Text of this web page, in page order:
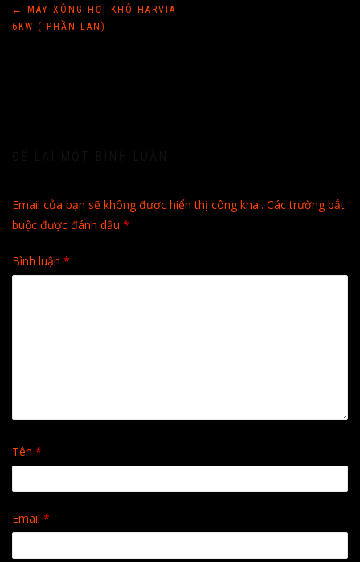
Điều
←
MÁY XÔNG HƠI KHÔ HARVIA
6KW ( PHẦN LAN)
Email của bạn sẽ không được hiển thị công khai. Các trường bắt
buộc được đánh dấu *
Bình luận *
Tên *
Email *